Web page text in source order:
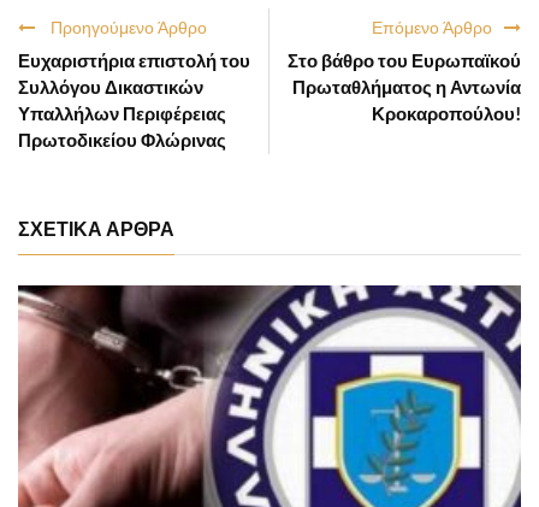
Επόμενο Άρθρο
Στο βάθρο του Ευρωπαϊκού
Πρωταθλήματος η Αντωνία
Κροκαροπούλου!
Προηγούμενο Άρθρο
Ευχαριστήρια επιστολή του
Συλλόγου Δικαστικών
Υπαλλήλων Περιφέρειας
Πρωτοδικείου Φλώρινας
ΣΧΕΤΙΚΑ ΑΡΘΡΑ